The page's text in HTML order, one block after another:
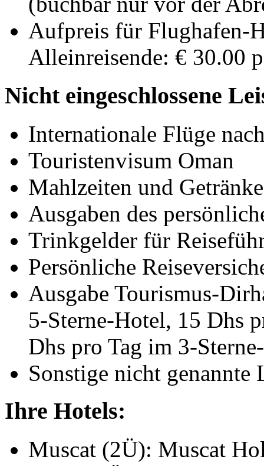
Aufpreis für Flughafen-
Alleinreisende: € 30.00
Nicht eingeschlossene
Internationale Flüge
Touristenvisum Oman
Mahlzeiten und
Ausgaben des
Trinkgelder für
Persönliche
Ausgabe Tourismus-
5-Sterne-Hotel, 15 Dhs
Dhs pro Tag im 3-
Sonstige nicht genannte
Ihre Hotels:
Muscat (2Ü): Muscat